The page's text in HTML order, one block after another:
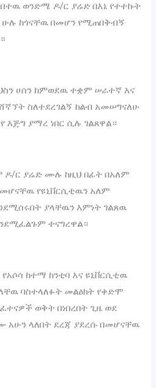
ወንድሜ ዶ/ር ያሬድ በእኔ የተተኩት
ከጎናቸዉ በመሆን የሚጠበቅብኝ
ሀሰን ከምወደዉ ተቋም ሠራተኛ እና
ስለተደረገልኝ ከልብ አመሠግናለሁ
እጅግ ያማረ ነበር ሲሉ ገልጸዋል።
ር ያሬድ ሙሉ ከዚህ በፊት በአለም
የዩኒቨርሲቲዉን አለም
ያላቸዉን እምነት ገልጸዉ
ተናግረዋል።
ከተማ ከንቲባ እና ዩኒቨርሲቲዉ
ባስተላለፉት መልዕክት የቀድሞ
ወቅት በነበረበት ጊዜ ወደ
ላለበት ደረጃ ያደረሱ በመሆናቸዉ